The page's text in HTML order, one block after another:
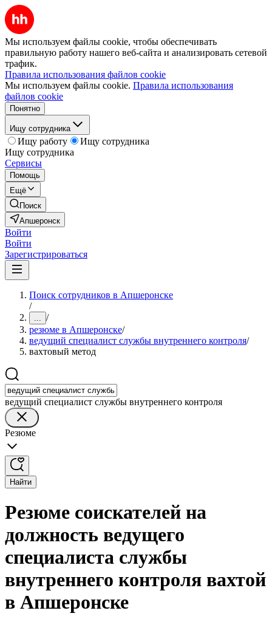
Мы используем файлы cookie, чтобы обеспечивать
правильную работу нашего веб-сайта и анализировать сетевой
трафик.
Правила использования файлов cookie
Мы используем файлы cookie. Правила использования
файлов cookie
Понятно
Ищу сотрудника
Ищу работу
Ищу сотрудника
Ищу сотрудника
Сервисы
Помощь
Ещё
Поиск
Апшеронск
Войти
Войти
Зарегистрироваться
Поиск сотрудников в Апшеронске
/
... /
резюме в Апшеронске/
ведущий специалист службы внутреннего контроля/
вахтовый метод
ведущий специалист службы внутреннего контроля
Резюме
Найти
Резюме соискателей на
должность ведущего
специалиста службы
внутреннего контроля вахтой
в Апшеронске